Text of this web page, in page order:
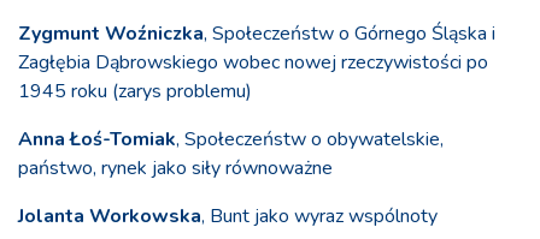
Zygmunt Woźniczka, Społeczeństw o Górnego Śląska i
Zagłębia Dąbrowskiego wobec nowej rzeczywistości po
1945 roku (zarys problemu)
Anna Łoś-Tomiak, Społeczeństw o obywatelskie,
państwo, rynek jako siły równoważne
Jolanta Workowska, Bunt jako wyraz wspólnoty